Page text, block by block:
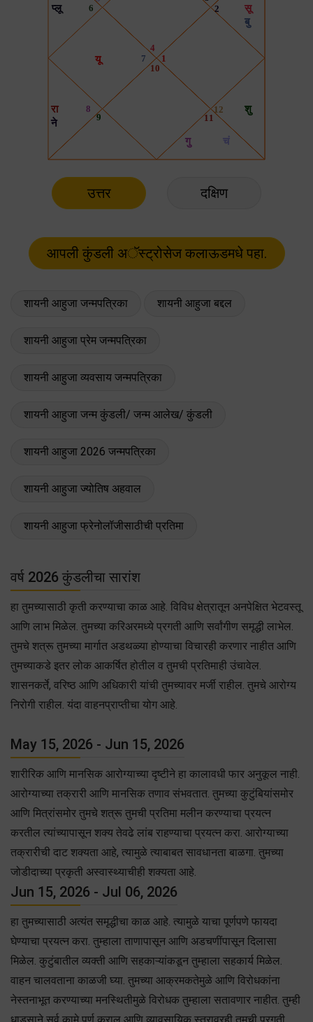
उत्तर दक्षिण
शायनी आहुजा जन्मपत्रिका शायनी आहुजा बद्दल
शायनी आहुजा प्रेम जन्मपत्रिका
शायनी आहुजा व्यवसाय जन्मपत्रिका
शायनी आहुजा जन्म कुंडली/ जन्म आलेख/ कुंडली
शायनी आहुजा 2026 जन्मपत्रिका
शायनी आहुजा ज्योतिष अहवाल
शायनी आहुजा फ्रेनोलॉजीसाठीची प्रतिमा
वर्ष 2026 कुंडलीचा सारांश
हा तुमच्यासाठी कृती करण्याचा काळ आहे. विविध क्षेत्रातून अनपेक्षित भेटवस्तू
आणि लाभ मिळेल. तुमच्या करिअरमध्ये प्रगती आणि सर्वांगीण समृद्धी लाभेल.
तुमचे शत्रू तुमच्या मार्गात अडथळ्या होण्याचा विचारही करणार नाहीत आणि
तुमच्याकडे इतर लोक आकर्षित होतील व तुमची प्रतिमाही उंचावेल.
शासनकर्ते, वरिष्ठ आणि अधिकारी यांची तुमच्यावर मर्जी राहील. तुमचे आरोग्य
निरोगी राहील. यंदा वाहनप्राप्तीचा योग आहे.
May 15, 2026 - Jun 15, 2026
शारीरिक आणि मानसिक आरोग्याच्या दृष्टीने हा कालावधी फार अनुकूल नाही.
आरोग्याच्या तक्रारी आणि मानसिक तणाव संभवतात. तुमच्या कुटुंबियांसमोर
आणि मित्रांसमोर तुमचे शत्रू तुमची प्रतिमा मलीन करण्याचा प्रयत्न
करतील त्यांच्यापासून शक्य तेवढे लांब राहण्याचा प्रयत्न करा. आरोग्याच्या
तक्रारीची दाट शक्यता आहे, त्यामुळे त्याबाबत सावधानता बाळगा. तुमच्या
जोडीदाच्या प्रकृती अस्वास्थ्याचीही शक्यता आहे.
Jun 15, 2026 - Jul 06, 2026
हा तुमच्यासाठी अत्यंत समृद्धीचा काळ आहे. त्यामुळे याचा पूर्णपणे फायदा
घेण्याचा प्रयत्न करा. तुम्हाला ताणापासून आणि अडचणींपासून दिलासा
मिळेल. कुटुंबातील व्यक्ती आणि सहकाऱ्यांकडून तुम्हाला सहकार्य मिळेल.
वाहन चालवताना काळजी घ्या. तुमच्या आक्रमकतेमुळे आणि विरोधकांना
नेस्तनाभूत करण्याच्या मनस्थितीमुळे विरोधक तुम्हाला सतावणार नाहीत. तुम्ही